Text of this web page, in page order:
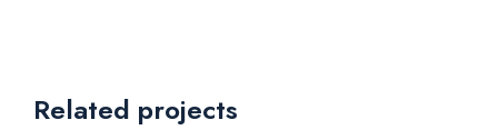
Related projects